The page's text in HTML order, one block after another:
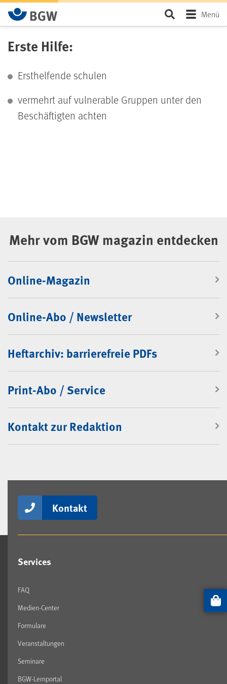
Zum Hauptinhalt springen SeiteMenü
Erste Hilfe:
Ersthelfende schulen
vermehrt auf vulnerable Gruppen unter den
Beschäftigten achten
Mehr vom BGW magazin entdecken
Online-Magazin
Online-Abo / Newsletter
Heftarchiv: barrierefreie PDFs
Print-Abo / Service
Kontakt zur Redaktion
Kontakt
Services
FAQ
Medien-Center
Formulare
Veranstaltungen
Seminare
BGW-Lernportal
Artikel